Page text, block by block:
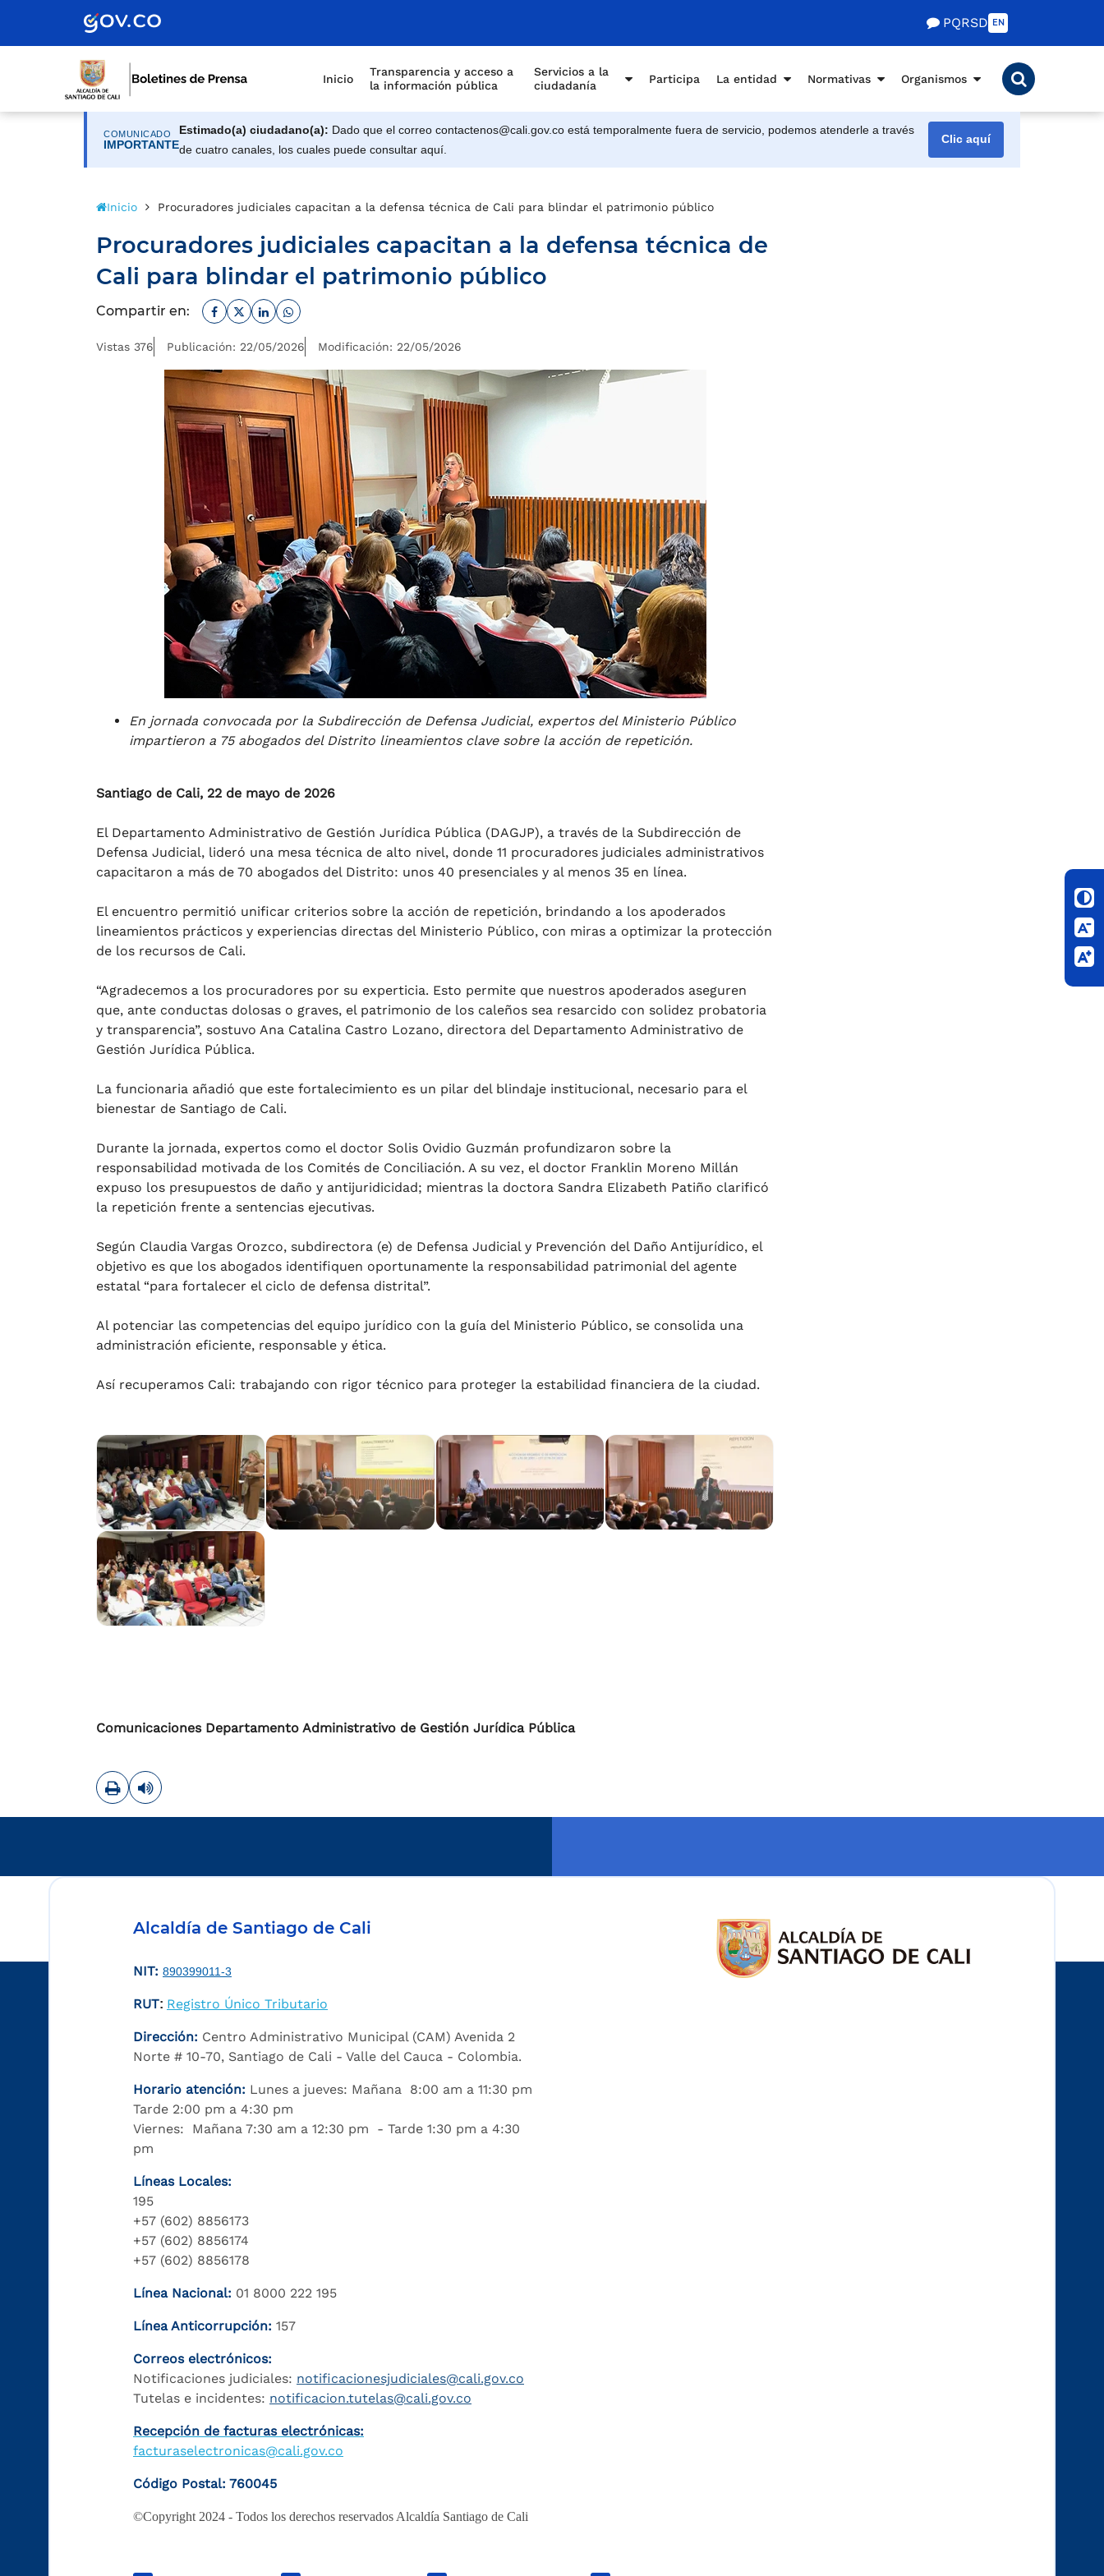
PQRSD EN
Inicio
Transparencia y acceso a
la información pública
Servicios a la
ciudadanía
Participa La entidad Normativas Organismos
COMUNICADO
IMPORTANTE
Estimado(a) ciudadano(a): Dado que el correo contactenos@cali.gov.co está temporalmente fuera de servicio, podemos atenderle a través
de cuatro canales, los cuales puede consultar aquí.
Clic aquí
Inicio Procuradores judiciales capacitan a la defensa técnica de Cali para blindar el patrimonio público
Procuradores judiciales capacitan a la defensa técnica de
Cali para blindar el patrimonio público
Compartir en: Facebook
TwitterLinkedinWhatsapp
Vistas 376 Publicación: 22/05/2026 Modificación: 22/05/2026
En jornada convocada por la Subdirección de Defensa Judicial, expertos del Ministerio Público
impartieron a 75 abogados del Distrito lineamientos clave sobre la acción de repetición.
Santiago de Cali, 22 de mayo de 2026
El Departamento Administrativo de Gestión Jurídica Pública (DAGJP), a través de la Subdirección de
Defensa Judicial, lideró una mesa técnica de alto nivel, donde 11 procuradores judiciales administrativos
capacitaron a más de 70 abogados del Distrito: unos 40 presenciales y al menos 35 en línea.
El encuentro permitió unificar criterios sobre la acción de repetición, brindando a los apoderados
lineamientos prácticos y experiencias directas del Ministerio Público, con miras a optimizar la protección
de los recursos de Cali.
“Agradecemos a los procuradores por su experticia. Esto permite que nuestros apoderados aseguren
que, ante conductas dolosas o graves, el patrimonio de los caleños sea resarcido con solidez probatoria
y transparencia”, sostuvo Ana Catalina Castro Lozano, directora del Departamento Administrativo de
Gestión Jurídica Pública.
La funcionaria añadió que este fortalecimiento es un pilar del blindaje institucional, necesario para el
bienestar de Santiago de Cali.
Durante la jornada, expertos como el doctor Solis Ovidio Guzmán profundizaron sobre la
responsabilidad motivada de los Comités de Conciliación. A su vez, el doctor Franklin Moreno Millán
expuso los presupuestos de daño y antijuridicidad; mientras la doctora Sandra Elizabeth Patiño clarificó
la repetición frente a sentencias ejecutivas.
Según Claudia Vargas Orozco, subdirectora (e) de Defensa Judicial y Prevención del Daño Antijurídico, el
objetivo es que los abogados identifiquen oportunamente la responsabilidad patrimonial del agente
estatal “para fortalecer el ciclo de defensa distrital”.
Al potenciar las competencias del equipo jurídico con la guía del Ministerio Público, se consolida una
administración eficiente, responsable y ética.
Así recuperamos Cali: trabajando con rigor técnico para proteger la estabilidad financiera de la ciudad.
Comunicaciones Departamento Administrativo de Gestión Jurídica Pública
ImprimirLeer contenido
Alcaldía de Santiago de Cali
NIT: 890399011-3
RUT: Registro Único Tributario
Dirección: Centro Administrativo Municipal (CAM) Avenida 2
Norte # 10-70, Santiago de Cali - Valle del Cauca - Colombia.
Horario atención: Lunes a jueves: Mañana 8:00 am a 11:30 pm
Tarde 2:00 pm a 4:30 pm
Viernes: Mañana 7:30 am a 12:30 pm - Tarde 1:30 pm a 4:30
pm
Líneas Locales:
195
+57 (602) 8856173
+57 (602) 8856174
+57 (602) 8856178
Línea Nacional: 01 8000 222 195
Línea Anticorrupción: 157
Correos electrónicos:
Notificaciones judiciales: notificacionesjudiciales@cali.gov.co
Tutelas e incidentes: notificacion.tutelas@cali.gov.co
Recepción de facturas electrónicas:
facturaselectronicas@cali.gov.co
Código Postal: 760045
©Copyright 2024 - Todos los derechos reservados Alcaldía Santiago de Cali